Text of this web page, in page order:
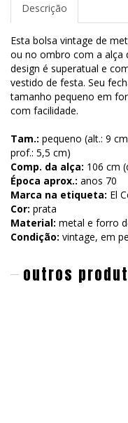
Descrição
Esta bolsa vintage de
ou no ombro com a alça
design é superatual e
vestido de festa. Seu
tamanho pequeno em
com facilidade.
Tam.: pequeno (alt.: 9
prof.: 5,5 cm)
Comp. da alça: 106 cm
Época aprox.: anos 70
Marca na etiqueta: El
Cor: prata
Material: metal e forro
Condição: vintage, em
outros